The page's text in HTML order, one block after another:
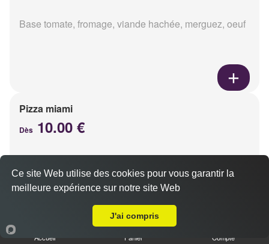
Base tomate, fromage, viande hachée, merguez, oeuf
Pizza miami
Dès 10.00 €
Base tomate, fromage, chorizo, oeuf
Accueil Panier Compte
Ce site Web utilise des cookies pour vous garantir la
meilleure expérience sur notre site Web
J'ai compris